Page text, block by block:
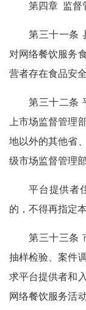
第四章 监督
第三十一条
对网络餐饮服务
营者存在食品安
第三十二条
上市场监督管理
地以外的其他省
级市场监督管理
平台提供者
的，不得再指定
第三十三条
抽样检验、案件
求平台提供者和
网络餐饮服务活